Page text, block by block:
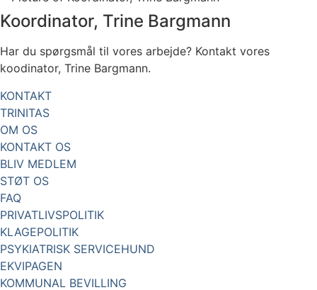
Koordinator, Trine Bargmann
Har du spørgsmål til vores arbejde? Kontakt vores
koodinator, Trine Bargmann.
KONTAKT
TRINITAS
OM OS
KONTAKT OS
BLIV MEDLEM
STØT OS
FAQ
PRIVATLIVSPOLITIK
KLAGEPOLITIK
PSYKIATRISK SERVICEHUND
EKVIPAGEN
KOMMUNAL BEVILLING